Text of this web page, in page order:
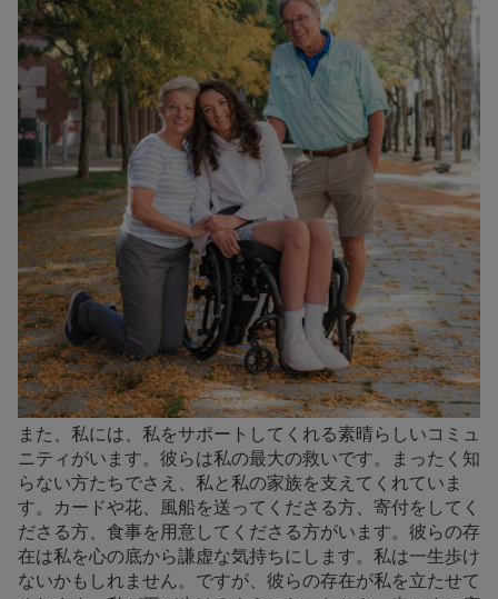
また、私には、私をサポートしてくれる素晴らしいコミュ
ニティがいます。彼らは私の最大の救いです。まったく知
らない方たちでさえ、私と私の家族を支えてくれていま
す。カードや花、風船を送ってくださる方、寄付をしてく
ださる方、食事を用意してくださる方がいます。彼らの存
在は私を心の底から謙虚な気持ちにします。私は一生歩け
ないかもしれません。ですが、彼らの存在が私を立たせて